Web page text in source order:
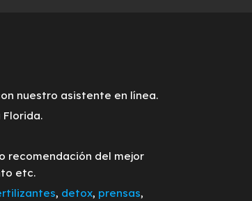
nuestro asistente en línea.
recomendación del mejor
etc.
, detox, prensas,